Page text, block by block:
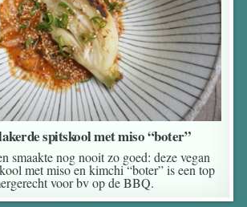
spitskool met miso “boter”
smaakte nog nooit zo goed: deze vegan
met miso en kimchi “boter” is een top
voor bv op de BBQ.